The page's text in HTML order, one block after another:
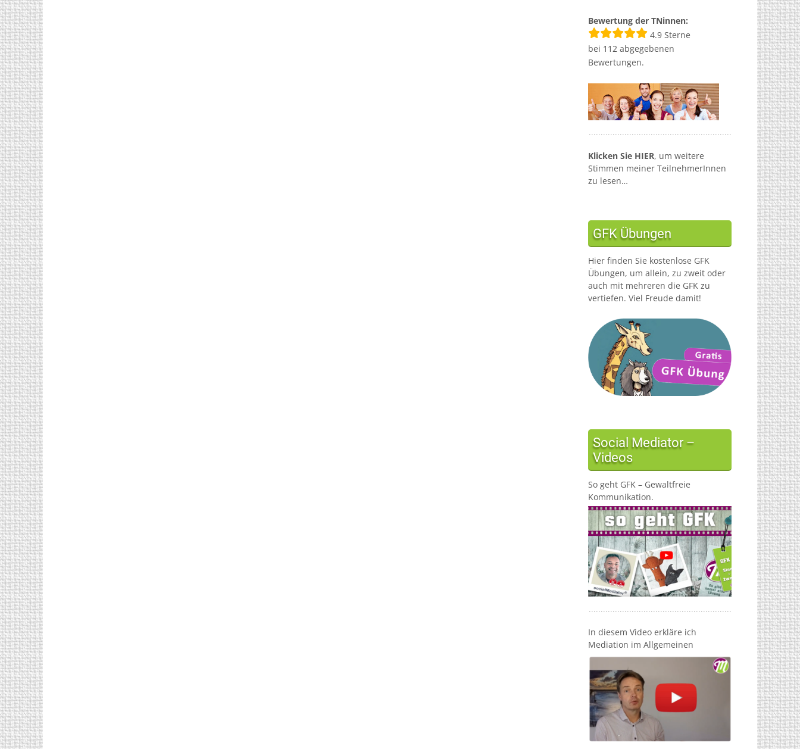
Bewertung der TNinnen:
4.9 Sterne
bei 112 abgegebenen
Bewertungen.
Klicken Sie HIER, um weitere
Stimmen meiner TeilnehmerInnen
zu lesen…
GFK Übungen
Hier finden Sie kostenlose GFK
Übungen, um allein, zu zweit oder
auch mit mehreren die GFK zu
vertiefen. Viel Freude damit!
Social Mediator –
Videos
So geht GFK – Gewaltfreie
Kommunikation.
In diesem Video erkläre ich
Mediation im Allgemeinen